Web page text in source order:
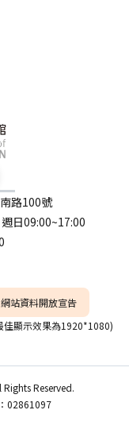
路100號
日09:00~17:00
網站資料開放宣告
佳顯示效果為1920*1080)
Reserved.
02861097